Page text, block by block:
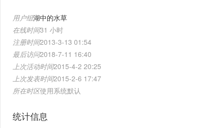
用户组湖中的水草
在线时间31 小时
注册时间2013-3-13 01:54
最后访问2018-7-11 16:40
上次活动时间2015-4-2 20:25
上次发表时间2015-2-6 17:47
所在时区使用系统默认
统计信息